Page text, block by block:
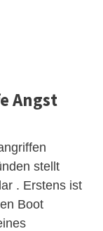
Angst
stellt
. Erstens ist
Boot